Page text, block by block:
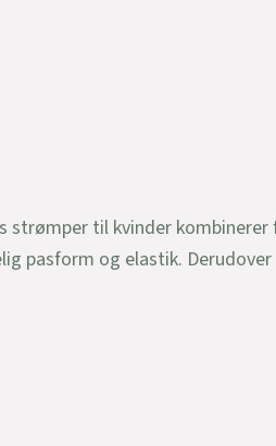
strømper til kvinder
pasform og elastik.